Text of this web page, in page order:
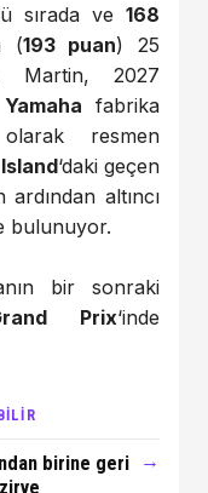
sırada ve 168
(193 puan) 25
Martin, 2027
Yamaha fabrika
resmen
‘daki geçen
altıncı
bulunuyor.
bir sonraki
Prix‘inde
birine geri
→